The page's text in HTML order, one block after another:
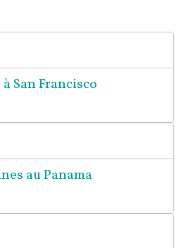
San Francisco
au Panama